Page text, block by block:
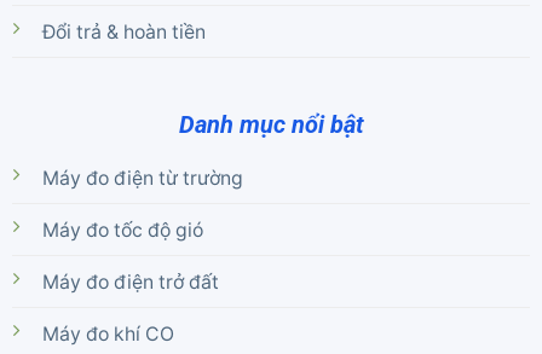
Đổi trả & hoàn tiền
Danh mục nổi bật
Máy đo điện từ trường
Máy đo tốc độ gió
Máy đo điện trở đất
Máy đo khí CO